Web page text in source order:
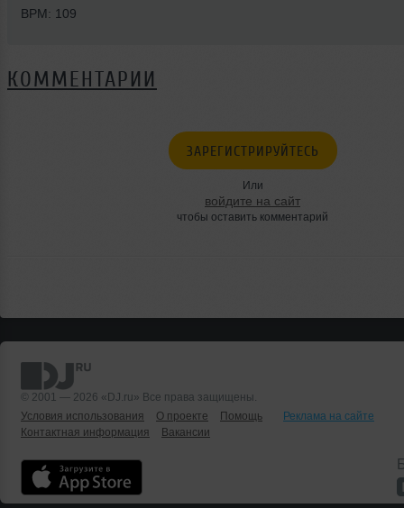
BPM: 109
КОММЕНТАРИИ
ЗАРЕГИСТРИРУЙТЕСЬ
Или
войдите на сайт
чтобы оставить комментарий
© 2001 — 2026 «DJ.ru» Все права защищены.
Условия использования
О проекте Помощь
Реклама на сайте
Контактная информация
Вакансии